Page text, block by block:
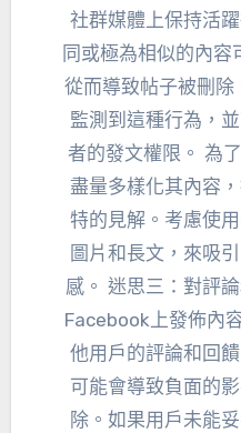
社群媒體上保持活
同或極為相似的內容
從而導致帖子被刪
監測到這種行為，
者的發文權限。 為
盡量多樣化其內容
特的見解。考慮使
圖片和長文，來吸
感。 迷思三：對評
Facebook上發佈內
他用戶的評論和回
可能會導致負面的
除。如果用戶未能